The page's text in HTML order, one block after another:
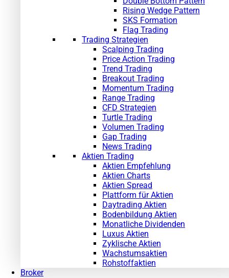
Rising Wedge Pattern
SKS Formation
Flag Trading
Trading Strategien
Scalping Trading
Price Action Trading
Trend Trading
Breakout Trading
Momentum Trading
Range Trading
CFD Strategien
Turtle Trading
Volumen Trading
Gap Trading
News Trading
Aktien Trading
Aktien Empfehlung
Aktien Charts
Aktien Spread
Plattform für Aktien
Daytrading Aktien
Bodenbildung Aktien
Monatliche Dividenden
Luxus Aktien
Zyklische Aktien
Wachstumsaktien
Rohstoffaktien
Broker